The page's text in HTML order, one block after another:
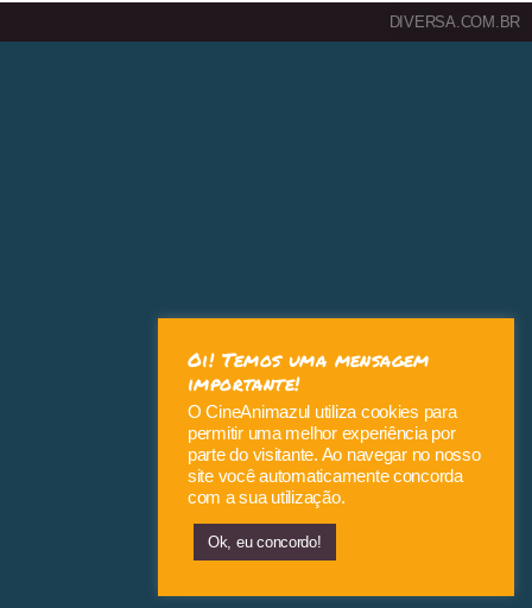
DIVERSA.COM.BR
Oi! Temos uma mensagem
importante!
O CineAnimazul utiliza cookies para
permitir uma melhor experiência por
parte do visitante. Ao navegar no nosso
site você automaticamente concorda
com a sua utilização.
Ok, eu concordo!